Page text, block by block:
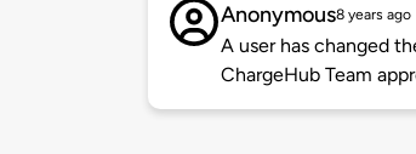
Anonymous8 years ago
A user has changed
ChargeHub Team